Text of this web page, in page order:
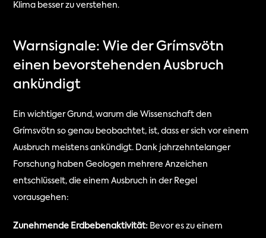
Klima besser zu verstehen.
Warnsignale: Wie der Grímsvötn
einen bevorstehenden Ausbruch
ankündigt
Ein wichtiger Grund, warum die Wissenschaft den
Grímsvötn so genau beobachtet, ist, dass er sich vor einem
Ausbruch meistens ankündigt. Dank jahrzehntelanger
Forschung haben Geologen mehrere Anzeichen
entschlüsselt, die einem Ausbruch in der Regel
vorausgehen:
Zunehmende Erdbebenaktivität: Bevor es zu einem